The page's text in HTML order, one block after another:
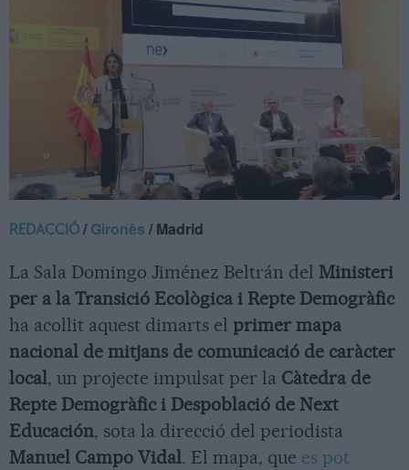
REDACCIÓ /Gironès / Madrid
La Sala Domingo Jiménez Beltrán del Ministeri
per a la Transició Ecològica i Repte Demogràfic
ha acollit aquest dimarts el primer mapa
nacional de mitjans de comunicació de caràcter
local, un projecte impulsat per la Càtedra de
Repte Demogràfic i Despoblació de Next
Educación, sota la direcció del periodista
Manuel Campo Vidal. El mapa, que es pot